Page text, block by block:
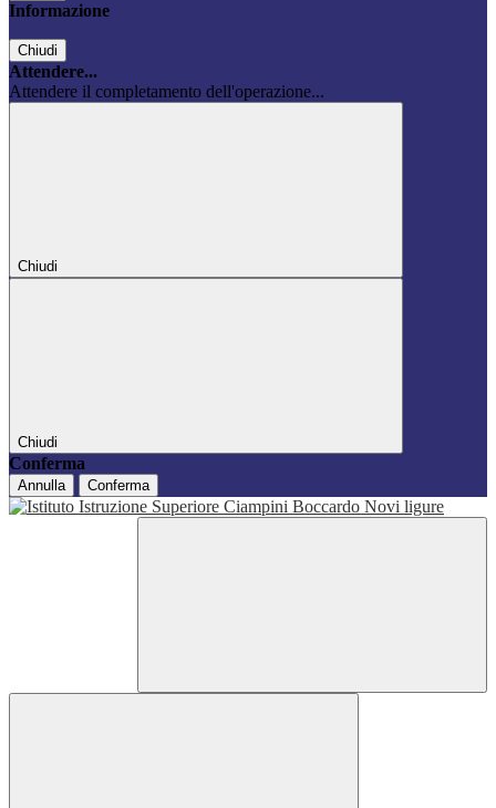
Informazione
Chiudi
Attendere...
Attendere il completamento dell'operazione...
Chiudi
Chiudi
Conferma
Annulla Conferma